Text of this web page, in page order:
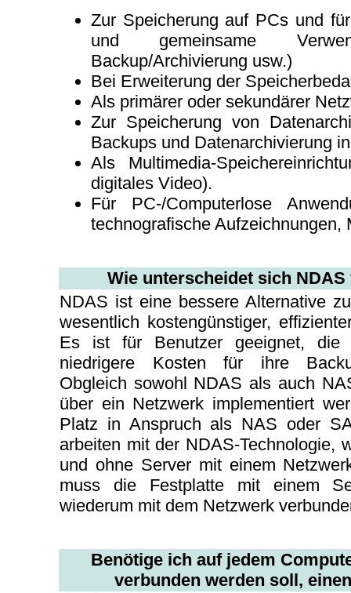
Zur Speicherung auf PCs und
und gemeinsame
Backup/Archivierung usw.)
Bei Erweiterung der
Als primärer oder sekundärer
Zur Speicherung von
Backups und Datenarchivierung
Als Multimedia-
digitales Video).
Für PC-/Computerlose
technografische Aufzeichnungen,
Wie unterscheidet sich
NDAS ist eine bessere Alternative
wesentlich kostengünstiger,
Es ist für Benutzer geeignet, die
niedrigere Kosten für ihre
Obgleich sowohl NDAS als auch
über ein Netzwerk implementiert
Platz in Anspruch als NAS oder
arbeiten mit der NDAS-Technologie,
und ohne Server mit einem
muss die Festplatte mit einem
wiederum mit dem Netzwerk
Benötige ich auf jedem
verbunden werden soll,